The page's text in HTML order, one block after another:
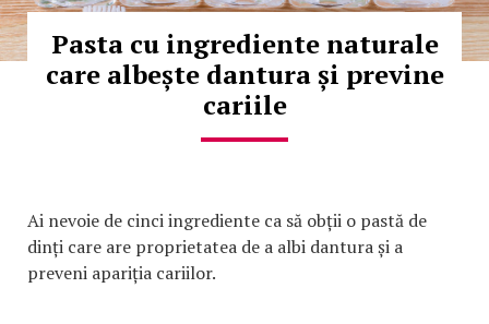
Pasta cu ingrediente naturale
care albește dantura și previne
cariile
Ai nevoie de cinci ingrediente ca să obții o pastă de
dinți care are proprietatea de a albi dantura și a
preveni apariția cariilor.